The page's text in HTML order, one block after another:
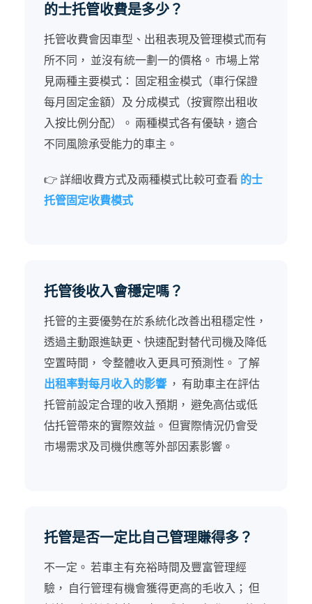
的士托管收費是多少？
托管收費會因車型、出租表現及管理模式而有
所不同， 並沒有統一劃一的價格。 市場上常
見兩種主要模式： 固定租金模式（車行保證
每月固定金額）及 分成模式（按實際出租收
入按比例分配）。 兩種模式各有優缺，適合
不同風險承受能力的車主。
👉 詳細收費方式及兩種模式比較可查看 的士
托管固定收費模式
托管後收入會穩定嗎？
托管的主要優勢在於系統化改善出租穩定性，
透過主動跟進缺更、快速配對替代司機及降低
空置時間， 令整體收入更具可預測性。 了解
出租率對每月收入的影響 ， 有助車主在評估
托管前設定合理的收入預期， 避免高估或低
估托管帶來的實際效益。 但實際情況仍會受
市場需求及司機供應等外部因素影響。
托管是否一定比自己管理賺得多？
不一定。 若車主有充裕時間及豐富管理經
驗， 自行管理有機會獲得更高的毛收入； 但